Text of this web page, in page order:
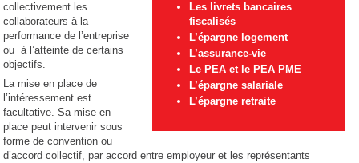
Les livrets bancaires
fiscalisés
L’épargne logement
L’assurance-vie
Le PEA et le PEA PME
L’épargne salariale
L’épargne retraite
collectivement les
collaborateurs à la
performance de l’entreprise
ou à l’atteinte de certains
objectifs.
La mise en place de
l’intéressement est
facultative. Sa mise en
place peut intervenir sous
forme de convention ou
d’accord collectif, par accord entre employeur et les représentants